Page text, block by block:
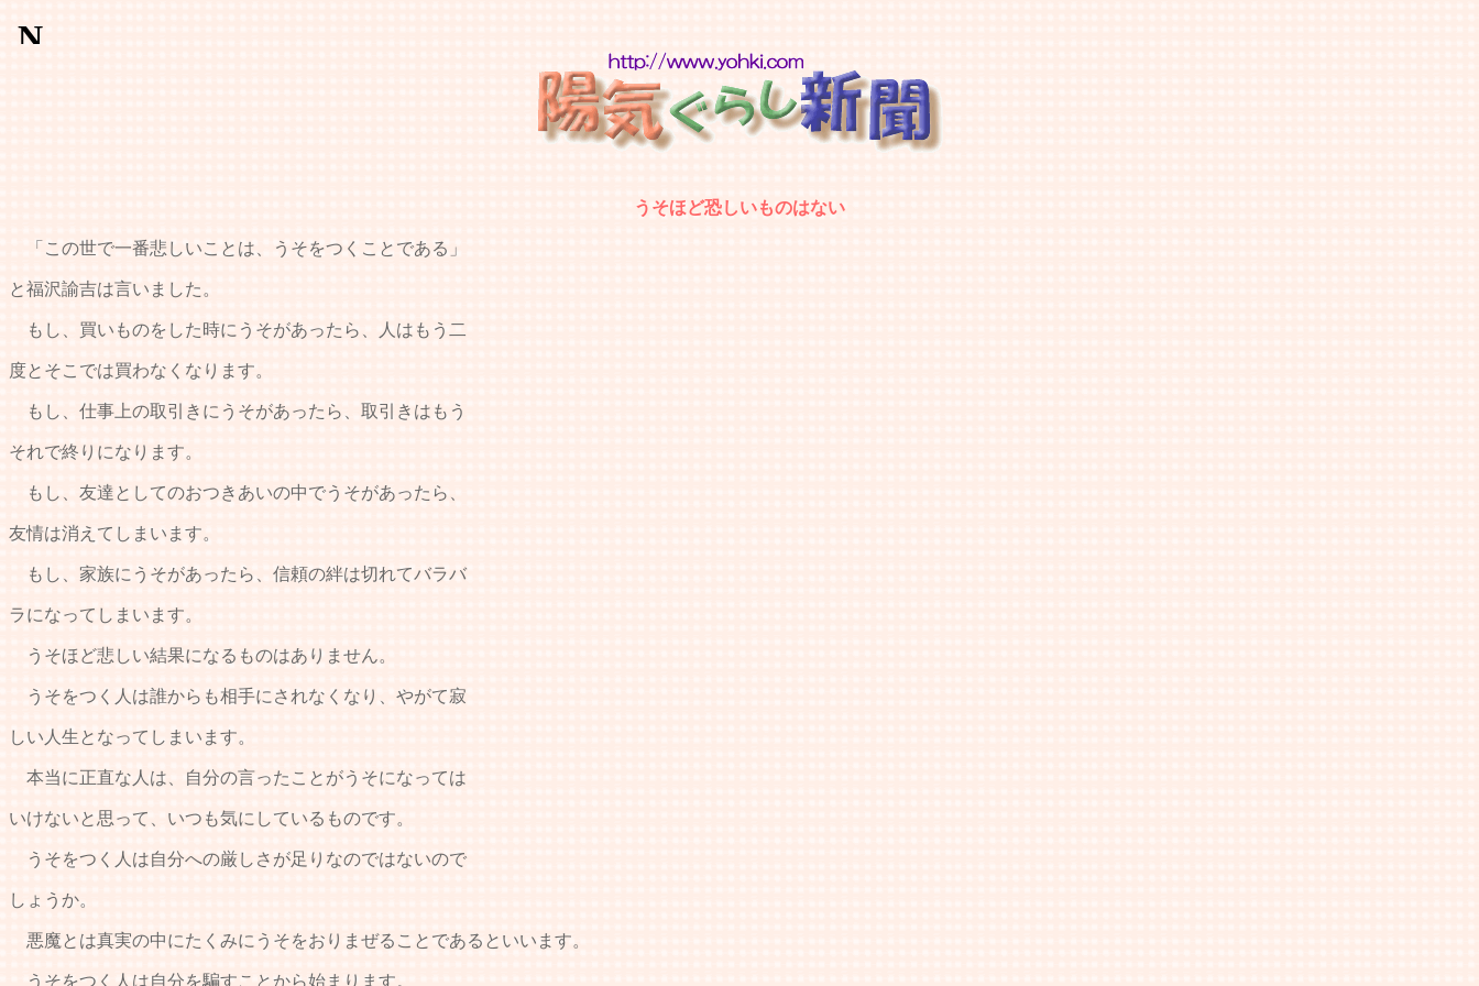
うそほど恐しいものはない
「この世で一番悲しいことは、うそをつくことである」
と福沢諭吉は言いました。
もし、買いものをした時にうそがあったら、人はもう二
度とそこでは買わなくなります。
もし、仕事上の取引きにうそがあったら、取引きはもう
それで終りになります。
もし、友達としてのおつきあいの中でうそがあったら、
友情は消えてしまいます。
もし、家族にうそがあったら、信頼の絆は切れてバラバ
ラになってしまいます。
うそほど悲しい結果になるものはありません。
うそをつく人は誰からも相手にされなくなり、やがて寂
しい人生となってしまいます。
本当に正直な人は、自分の言ったことがうそになっては
いけないと思って、いつも気にしているものです。
うそをつく人は自分への厳しさが足りなのではないので
しょうか。
悪魔とは真実の中にたくみにうそをおりまぜることであるといいます。
うそをつく人は自分を騙すことから始まります。